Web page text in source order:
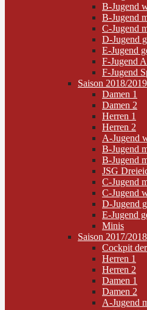
B-Jugend
B-Jugend
C-Jugend
D-Jugend
E-Jugend
F-Jugend
F-Jugend
Saison 2018/2019
Damen 1
Damen 2
Herren 1
Herren 2
A-Jugend
B-Jugend
B-Jugend
JSG
C-Jugend
C-Jugend
D-Jugend
E-Jugend
Minis
Saison 2017/2018
Cockpit
Herren 1
Herren 2
Damen 1
Damen 2
A-Jugend